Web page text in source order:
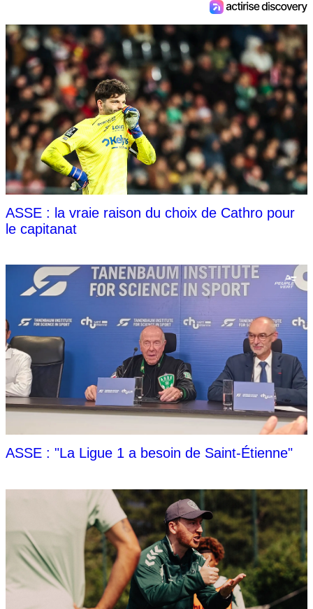
ASSE : la vraie raison du choix de Cathro pour
le capitanat
ASSE : "La Ligue 1 a besoin de Saint-Étienne"